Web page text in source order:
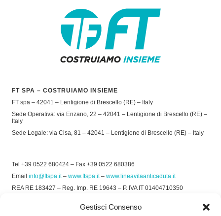
Gestisci Consenso
FT SPA – COSTRUIAMO INSIEME
FT spa – 42041 – Lentigione di Brescello (RE) – Italy
Sede Operativa: via Enzano, 22 – 42041 – Lentigione di Brescello (RE) –
Italy
Sede Legale: via Cisa, 81 – 42041 – Lentigione di Brescello (RE) – Italy
Tel +39 0522 680424 – Fax +39 0522 680386
Email info@ftspa.it– www.ftspa.it– www.lineavitaanticaduta.it
REA RE 183427 – Reg. Imp. RE 19643 – P. IVA IT 01404710350
Privacy Policy–Cookie Policy